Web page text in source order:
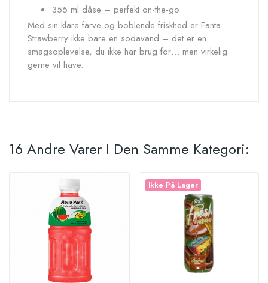
355 ml dåse – perfekt on-the-go
Med sin klare farve og boblende friskhed er Fanta
Strawberry ikke bare en sodavand – det er en
smagsoplevelse, du ikke har brug for… men virkelig
gerne vil have.
16 Andre Varer I Den Samme Kategori:
Ikke På Lager